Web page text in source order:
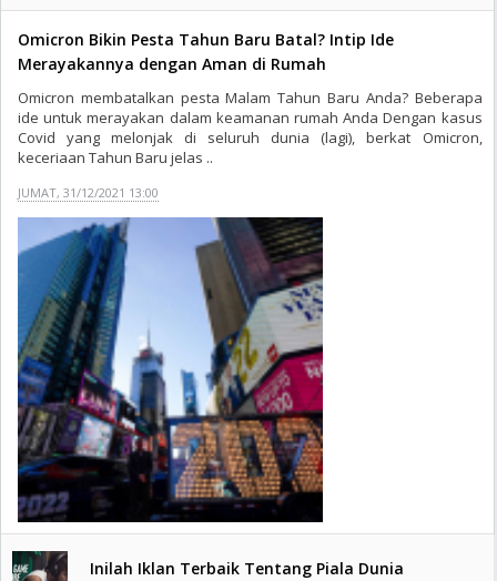
Omicron Bikin Pesta Tahun Baru Batal? Intip Ide
Merayakannya dengan Aman di Rumah
Omicron membatalkan pesta Malam Tahun Baru Anda? Beberapa
ide untuk merayakan dalam keamanan rumah Anda Dengan kasus
Covid yang melonjak di seluruh dunia (lagi), berkat Omicron,
keceriaan Tahun Baru jelas ..
JUMAT, 31/12/2021 13:00
Inilah Iklan Terbaik Tentang Piala Dunia